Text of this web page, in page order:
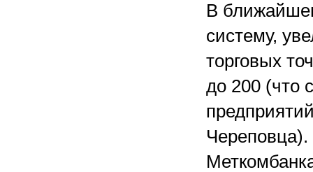
В
систему,
торговых
до 200 (что